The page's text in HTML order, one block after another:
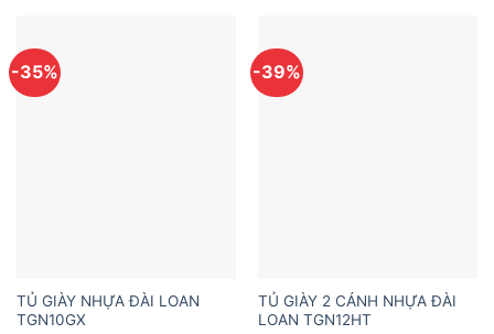
-35%
TỦ GIÀY NHỰA ĐÀI LOAN
TGN10GX
-39%
TỦ GIÀY 2 CÁNH NHỰA ĐÀI
LOAN TGN12HT